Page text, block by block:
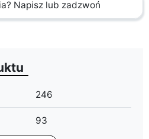
Napisz lub zadzwoń
246
93